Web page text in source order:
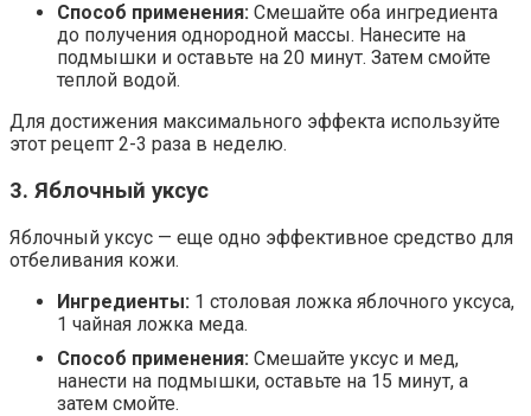
Способ применения: Смешайте оба ингредиента
до получения однородной массы. Нанесите на
подмышки и оставьте на 20 минут. Затем смойте
теплой водой.
Для достижения максимального эффекта используйте
этот рецепт 2-3 раза в неделю.
3. Яблочный уксус
Яблочный уксус — еще одно эффективное средство для
отбеливания кожи.
Ингредиенты: 1 столовая ложка яблочного уксуса,
1 чайная ложка меда.
Способ применения: Смешайте уксус и мед,
нанести на подмышки, оставьте на 15 минут, а
затем смойте.